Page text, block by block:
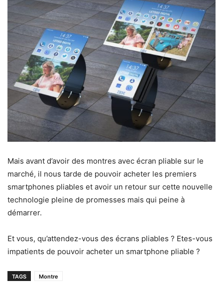
Mais avant d’avoir des montres avec écran pliable sur le
marché, il nous tarde de pouvoir acheter les premiers
smartphones pliables et avoir un retour sur cette nouvelle
technologie pleine de promesses mais qui peine à
démarrer.
Et vous, qu’attendez-vous des écrans pliables ? Etes-vous
impatients de pouvoir acheter un smartphone pliable ?
TAGS Montre